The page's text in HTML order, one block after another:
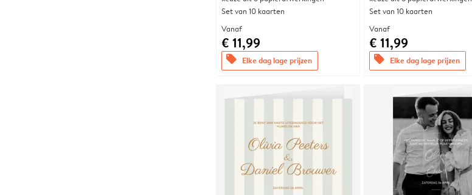
Set van 10 kaarten
Vanaf
€ 11,99
offers Elke dag lage prijzen
Set van 10 kaarten
Vanaf
€ 11,99
offers Elke dag lage prijzen